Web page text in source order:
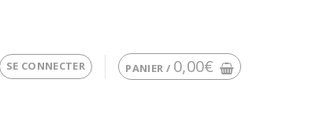
SE CONNECTER PANIER / 0,00€